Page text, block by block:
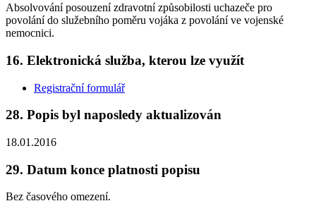
Absolvování posouzení zdravotní způsobilosti uchazeče pro
povolání do služebního poměru vojáka z povolání ve vojenské
nemocnici.
16. Elektronická služba, kterou lze využít
Registrační formulář
28. Popis byl naposledy aktualizován
18.01.2016
29. Datum konce platnosti popisu
Bez časového omezení.